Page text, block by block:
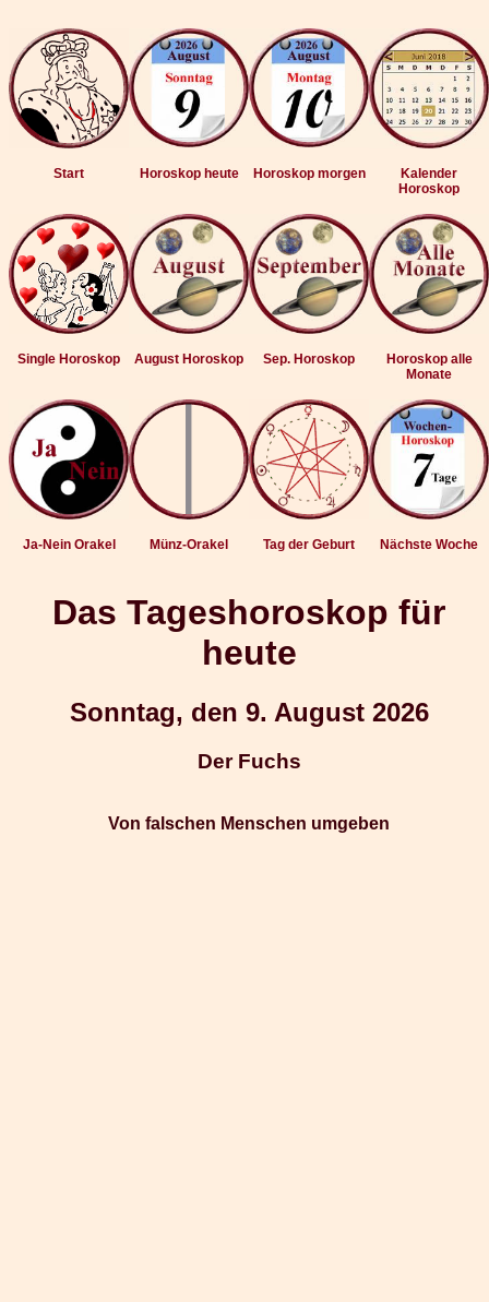
Start Horoskop heute Horoskop morgen
Kalender
Horoskop
Single Horoskop August Horoskop Sep. Horoskop
Horoskop alle
Monate
Ja-Nein Orakel Münz-Orakel Tag der Geburt Nächste Woche
Das Tageshoroskop für
heute
Sonntag, den 9. August 2026
Der Fuchs
Von falschen Menschen umgeben